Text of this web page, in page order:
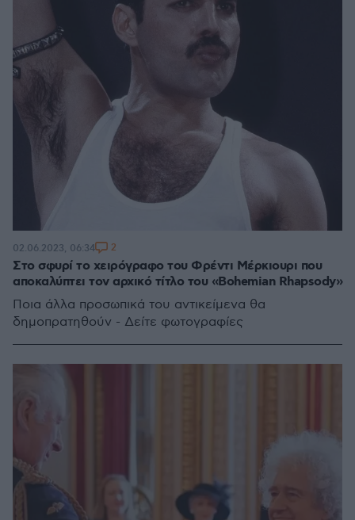
Στο σφυρί το χειρόγραφο του Φρέντι Μέρκιουρι που
αποκαλύπτει τον αρχικό τίτλο του «Bohemian Rhapsody»
Ποια άλλα προσωπικά του αντικείμενα θα
δημοπρατηθούν - Δείτε φωτογραφίες
02.06.2023, 06:34 2